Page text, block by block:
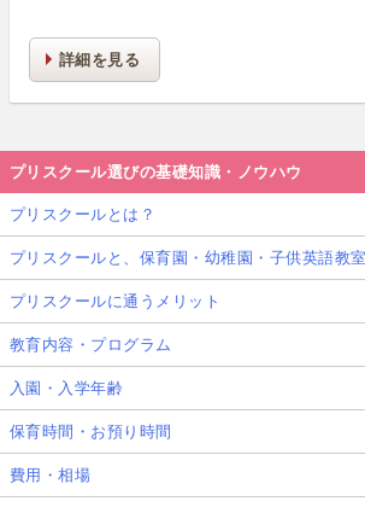
詳細を見る
プリスクール選びの基礎知識・ノウハウ
プリスクールとは？
プリスクールと、保育園・幼稚園・子供英語教
プリスクールに通うメリット
教育内容・プログラム
入園・入学年齢
保育時間・お預り時間
費用・相場